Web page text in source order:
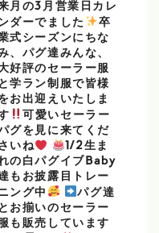
月の3月営業日カレ
ダーでました
️卒
式シーズンにちな
、パグ達みんな、
好評のセーラー服
と学ラン制服で皆様
お出迎えいたしま
可愛いセーラー
グを見に来てくだ
いね
1/2生ま
の白パグイブBaby
もお披露目トレー
ング中
パグ達
とお揃いのセーラー
も販売しています